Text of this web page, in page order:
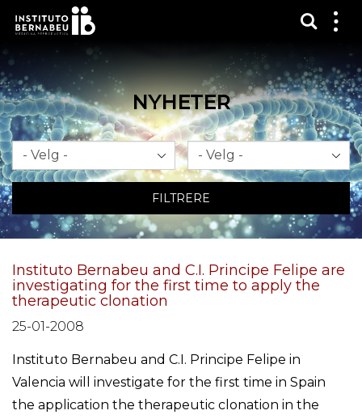
Vis
NYHETER
Måned År
FILTRERE
Instituto Bernabeu and C.I. Principe Felipe are
investigating for the first time to apply the
therapeutic clonation
25-01-2008
Instituto Bernabeu and C.I. Principe Felipe in
Valencia will investigate for the first time in Spain
the application the therapeutic clonation in the